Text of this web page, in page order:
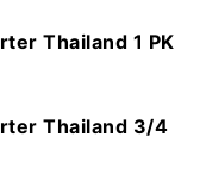
Thailand 1 PK
Thailand 3/4